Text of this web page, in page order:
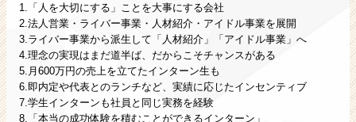
1.「人を大切にする」ことを大事にする会社
2.法人営業・ライバー事業・人材紹介・アイドル事業を展開
3.ライバー事業から派生して「人材紹介」「アイドル事業」へ
4.理念の実現はまだ道半ば、だからこそチャンスがある
5.月600万円の売上を立てたインターン生も
6.即内定や代表とのランチなど、実績に応じたインセンティブ
7.学生インターンも社員と同じ実務を経験
8.「本当の成功体験を積むことができるインターン」